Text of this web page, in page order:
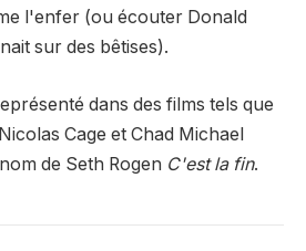
l'enfer (ou écouter Donald
sur des bêtises).
dans des films tels que
Cage et Chad Michael
de Seth Rogen C'est la fin.